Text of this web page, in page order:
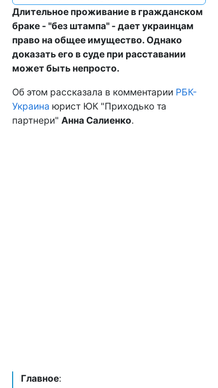
Длительное проживание в гражданском
браке - "без штампа" - дает украинцам
право на общее имущество. Однако
доказать его в суде при расставании
может быть непросто.
Об этом рассказала в комментарии РБК-
Украина юрист ЮК "Приходько та
партнери" Анна Салиенко.
Главное: